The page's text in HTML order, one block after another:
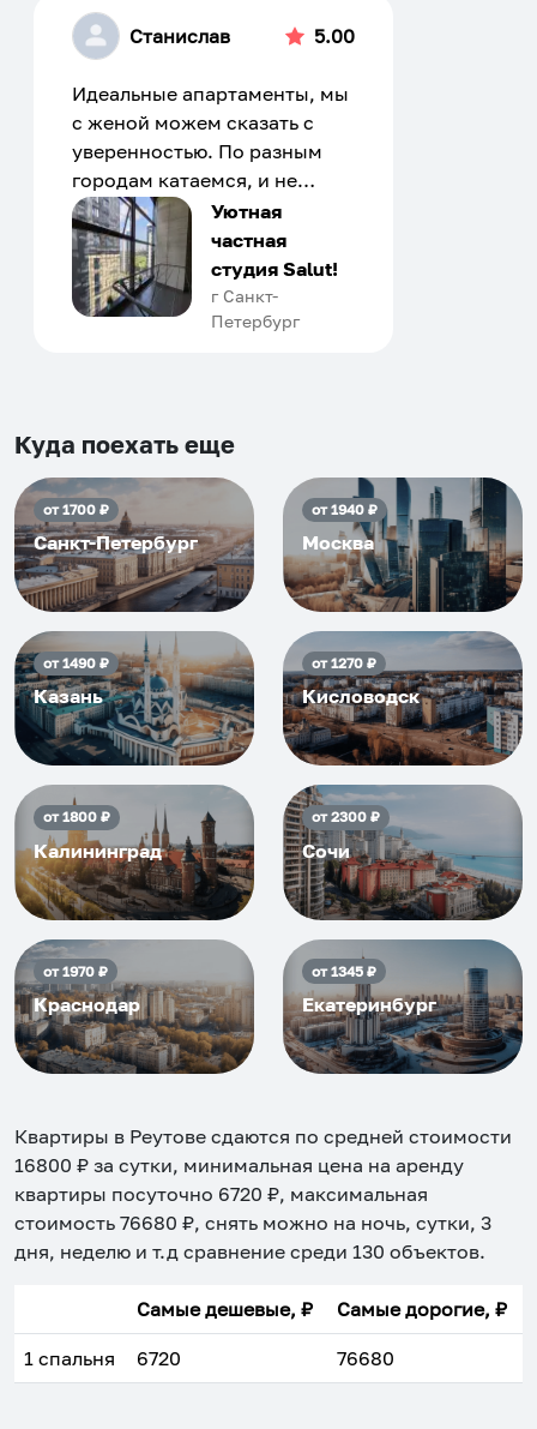
Станислав 5.00
Идеальные апартаменты, мы
с женой можем сказать с
уверенностью. По разным
городам катаемся, и не
только в России. Сервис на
отличном уровне. Хозяин
апартаментов доброй души
человек, всегда можно
договориться, подскажет
приезжать еще...
Уютная
частная
студия Salut!
г Санкт-
Петербург
Куда поехать еще
от1700₽
Санкт-Петербург
от1940₽
Москва
от1490₽
Казань
от1270₽
Кисловодск
от1800₽
Калининград
от2300₽
Сочи
от1970₽
Краснодар
от1345₽
Екатеринбург
Квартиры в Реутове сдаются по средней стоимости
16800 ₽ за сутки, минимальная цена на аренду
квартиры посуточно 6720 ₽, максимальная
стоимость 76680 ₽, снять можно на ночь, сутки, 3
дня, неделю и т.д сравнение среди 130 объектов.
Самые дешевые, ₽ Самые дорогие, ₽
1 спальня 6720 76680